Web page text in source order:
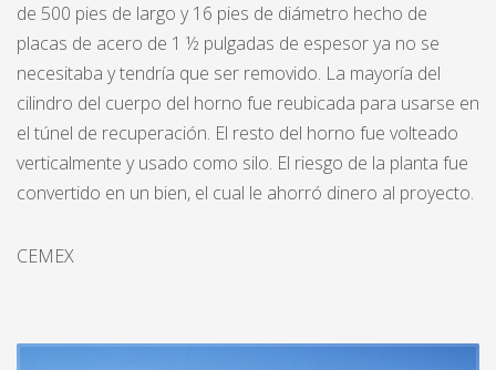
de 500 pies de largo y 16 pies de diámetro hecho de
placas de acero de 1 ½ pulgadas de espesor ya no se
necesitaba y tendría que ser removido. La mayoría del
cilindro del cuerpo del horno fue reubicada para usarse en
el túnel de recuperación. El resto del horno fue volteado
verticalmente y usado como silo. El riesgo de la planta fue
convertido en un bien, el cual le ahorró dinero al proyecto.
CEMEX